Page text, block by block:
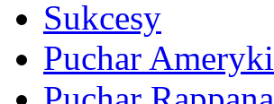
Sukcesy
Puchar Ameryki